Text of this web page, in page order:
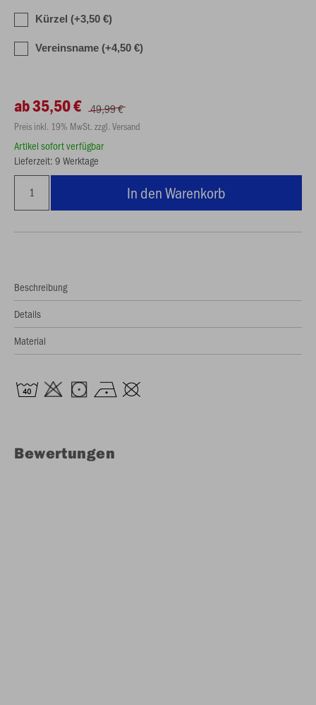
Kürzel (+3,50 €)
Vereinsname (+4,50 €)
ab 35,50 € 49,99 €
Preis inkl. 19% MwSt. zzgl. Versand
Artikel sofort verfügbar
Lieferzeit: 9 Werktage
In den Warenkorb
Beschreibung
Details
Material
Bewertungen